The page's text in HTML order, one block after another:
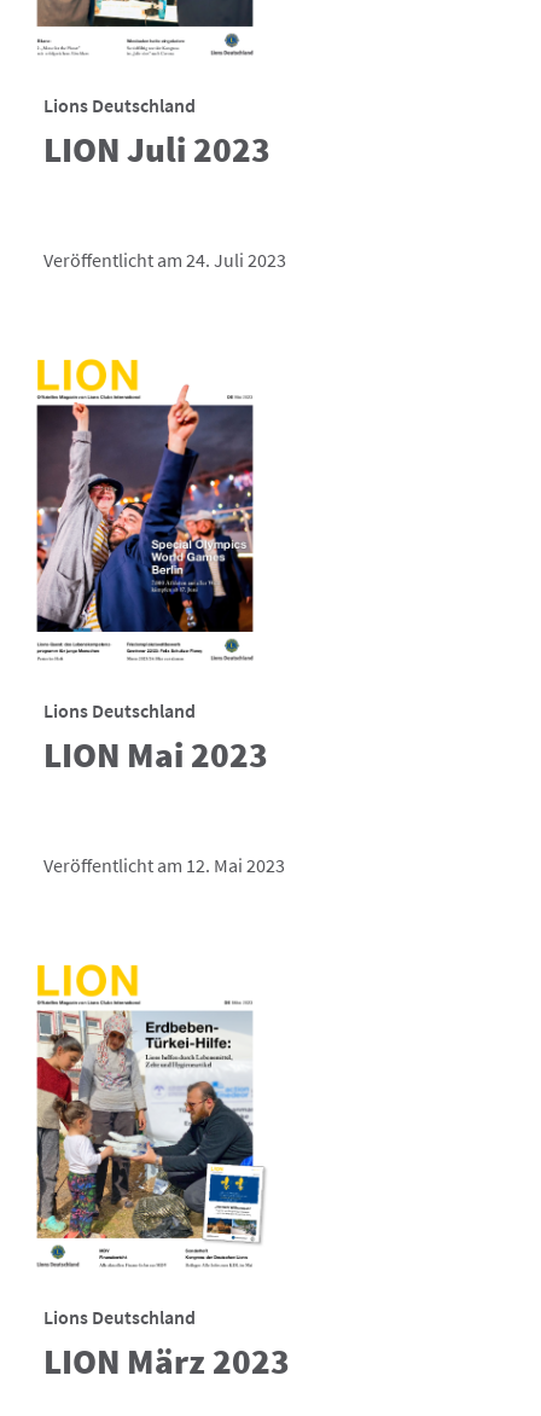
Lions Deutschland
LION Juli 2023
Veröffentlicht am 24. Juli 2023
Lions Deutschland
LION Mai 2023
Veröffentlicht am 12. Mai 2023
Lions Deutschland
LION März 2023